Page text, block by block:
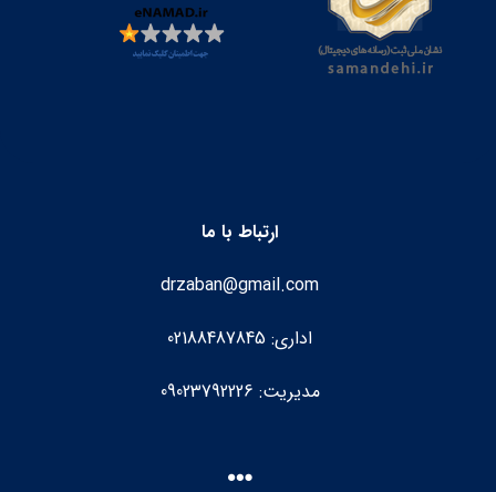
ارتباط با ما
drzaban@gmail.com
اداری: 02188487845
مدیریت: 09023792226